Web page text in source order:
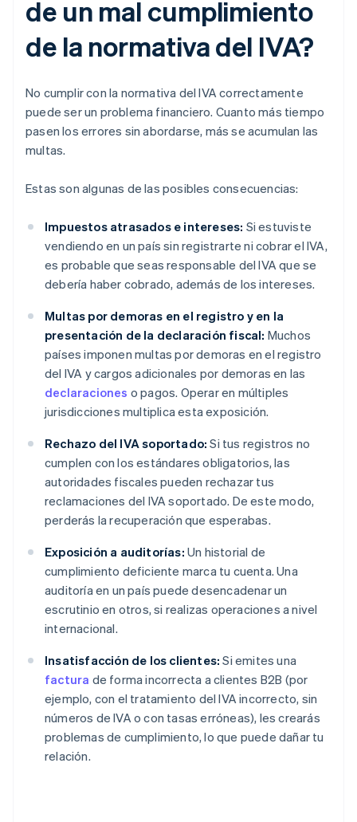
de un mal cumplimiento
de la normativa del IVA?
No cumplir con la normativa del IVA correctamente
puede ser un problema financiero. Cuanto más tiempo
pasen los errores sin abordarse, más se acumulan las
multas.
Estas son algunas de las posibles consecuencias:
Impuestos atrasados e intereses: Si estuviste
vendiendo en un país sin registrarte ni cobrar el IVA,
es probable que seas responsable del IVA que se
debería haber cobrado, además de los intereses.
Multas por demoras en el registro y en la
presentación de la declaración fiscal: Muchos
países imponen multas por demoras en el registro
del IVA y cargos adicionales por demoras en las
declaraciones o pagos. Operar en múltiples
jurisdicciones multiplica esta exposición.
Rechazo del IVA soportado: Si tus registros no
cumplen con los estándares obligatorios, las
autoridades fiscales pueden rechazar tus
reclamaciones del IVA soportado. De este modo,
perderás la recuperación que esperabas.
Exposición a auditorías: Un historial de
cumplimiento deficiente marca tu cuenta. Una
auditoría en un país puede desencadenar un
escrutinio en otros, si realizas operaciones a nivel
internacional.
Insatisfacción de los clientes: Si emites una
factura de forma incorrecta a clientes B2B (por
ejemplo, con el tratamiento del IVA incorrecto, sin
números de IVA o con tasas erróneas), les crearás
problemas de cumplimiento, lo que puede dañar tu
relación.